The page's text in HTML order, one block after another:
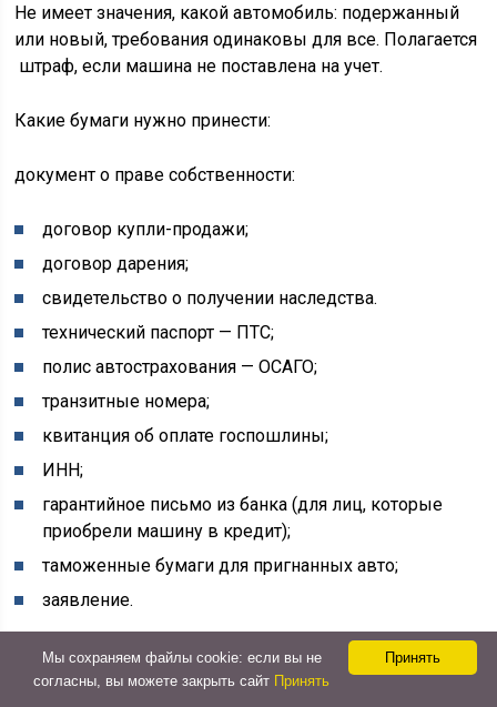
Не имеет значения, какой автомобиль: подержанный
или новый, требования одинаковы для все. Полагается
штраф, если машина не поставлена на учет.
Какие бумаги нужно принести:
документ о праве собственности:
договор купли-продажи;
договор дарения;
свидетельство о получении наследства.
технический паспорт — ПТС;
полис автострахования — ОСАГО;
транзитные номера;
квитанция об оплате госпошлины;
ИНН;
гарантийное письмо из банка (для лиц, которые
приобрели машину в кредит);
таможенные бумаги для пригнанных авто;
заявление.
Принять
Мы сохраняем файлы cookie: если вы не
согласны, вы можете закрыть сайт Принять